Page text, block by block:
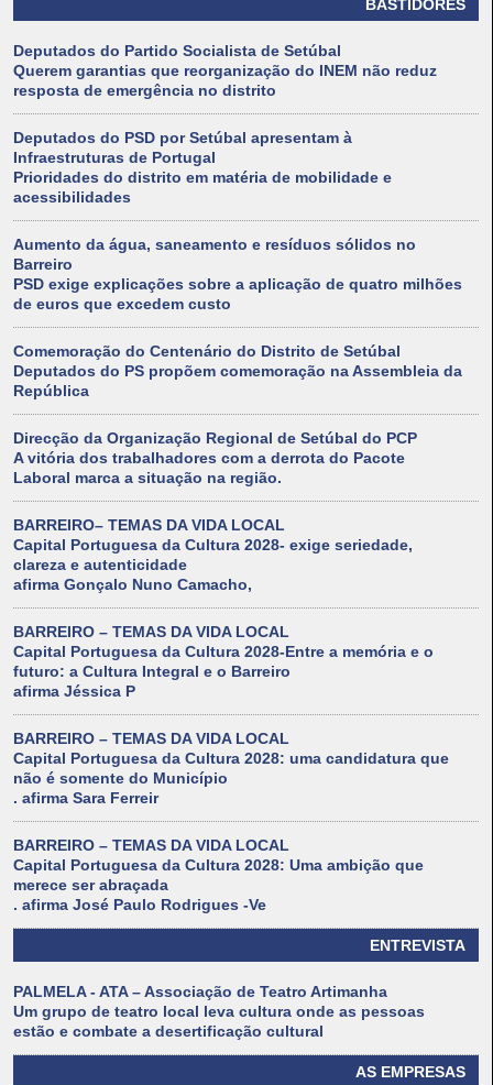
BASTIDORES
Deputados do Partido Socialista de Setúbal
Querem garantias que reorganização do INEM não reduz
resposta de emergência no distrito
Deputados do PSD por Setúbal apresentam à
Infraestruturas de Portugal
Prioridades do distrito em matéria de mobilidade e
acessibilidades
Aumento da água, saneamento e resíduos sólidos no
Barreiro
PSD exige explicações sobre a aplicação de quatro milhões
de euros que excedem custo
Comemoração do Centenário do Distrito de Setúbal
Deputados do PS propõem comemoração na Assembleia da
República
Direcção da Organização Regional de Setúbal do PCP
A vitória dos trabalhadores com a derrota do Pacote
Laboral marca a situação na região.
BARREIRO– TEMAS DA VIDA LOCAL
Capital Portuguesa da Cultura 2028- exige seriedade,
clareza e autenticidade
afirma Gonçalo Nuno Camacho,
BARREIRO – TEMAS DA VIDA LOCAL
Capital Portuguesa da Cultura 2028-Entre a memória e o
futuro: a Cultura Integral e o Barreiro
afirma Jéssica P
BARREIRO – TEMAS DA VIDA LOCAL
Capital Portuguesa da Cultura 2028: uma candidatura que
não é somente do Município
. afirma Sara Ferreir
BARREIRO – TEMAS DA VIDA LOCAL
Capital Portuguesa da Cultura 2028: Uma ambição que
merece ser abraçada
. afirma José Paulo Rodrigues -Ve
ENTREVISTA
PALMELA - ATA – Associação de Teatro Artimanha
Um grupo de teatro local leva cultura onde as pessoas
estão e combate a desertificação cultural
AS EMPRESAS